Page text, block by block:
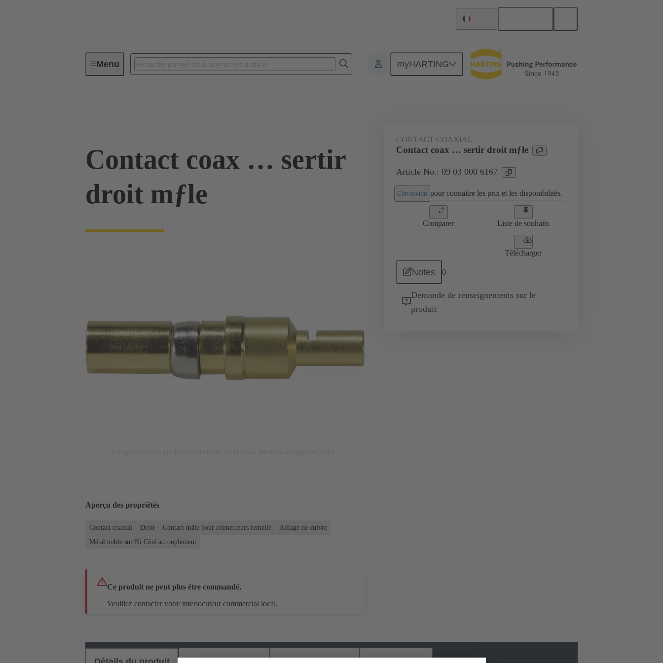
Menu myHARTING
Connectivité d'Equipements Connecteurs carte à carte Produits Raccordement carte mère à carte fille
Contact coax … sertir
droit mƒle
CONTACT COAXIAL
Contact coax … sertir droit mƒle
Article No.: 09 03 000 6167
Connexion pour connaître les prix et les disponibilités.
Comparer Liste de souhaits
Télécharger
Notes 0
Demande de renseignements sur le
produit
Aperçu des propriétés
Contact coaxial Droit Contact mâle pour connecteurs femelle
Alliage de cuivre
Métal noble sur Ni Côté accouplement
Ce produit ne peut plus être commandé.
Veuillez contacter votre interlocuteur commercial local.